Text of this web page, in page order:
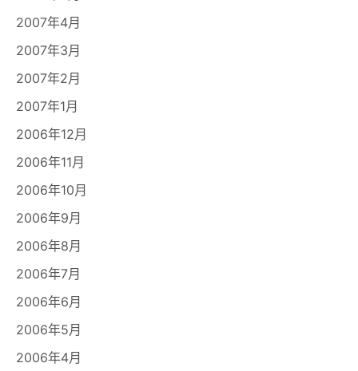
2007年4月
2007年3月
2007年2月
2007年1月
2006年12月
2006年11月
2006年10月
2006年9月
2006年8月
2006年7月
2006年6月
2006年5月
2006年4月